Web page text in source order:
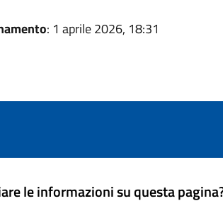
: 1 aprile 2026, 18:31
le informazioni su questa